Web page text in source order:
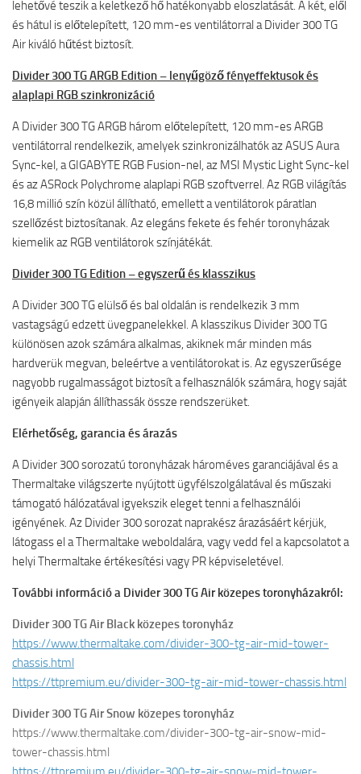
lehetővé teszik a keletkező hő hatékonyabb eloszlatását. A két, elől
és hátul is előtelepített, 120 mm-es ventilátorral a Divider 300 TG
Air kiváló hűtést biztosít.
Divider 300 TG ARGB Edition – lenyűgöző fényeffektusok és
alaplapi RGB szinkronizáció
A Divider 300 TG ARGB három előtelepített, 120 mm-es ARGB
ventilátorral rendelkezik, amelyek szinkronizálhatók az ASUS Aura
Sync-kel, a GIGABYTE RGB Fusion-nel, az MSI Mystic Light Sync-kel
és az ASRock Polychrome alaplapi RGB szoftverrel. Az RGB világítás
16,8 millió szín közül állítható, emellett a ventilátorok páratlan
szellőzést biztosítanak. Az elegáns fekete és fehér toronyházak
kiemelik az RGB ventilátorok színjátékát.
Divider 300 TG Edition – egyszerű és klasszikus
A Divider 300 TG elülső és bal oldalán is rendelkezik 3 mm
vastagságú edzett üvegpanelekkel. A klasszikus Divider 300 TG
különösen azok számára alkalmas, akiknek már minden más
hardverük megvan, beleértve a ventilátorokat is. Az egyszerűsége
nagyobb rugalmasságot biztosít a felhasználók számára, hogy saját
igényeik alapján állíthassák össze rendszerüket.
Elérhetőség, garancia és árazás
A Divider 300 sorozatú toronyházak hároméves garanciájával és a
Thermaltake világszerte nyújtott ügyfélszolgálatával és műszaki
támogató hálózatával igyekszik eleget tenni a felhasználói
igényének. Az Divider 300 sorozat naprakész árazásáért kérjük,
látogass el a Thermaltake weboldalára, vagy vedd fel a kapcsolatot a
helyi Thermaltake értékesítési vagy PR képviseletével.
További információ a Divider 300 TG Air közepes toronyházakról:
Divider 300 TG Air Black közepes toronyház
https://www.thermaltake.com/divider-300-tg-air-mid-tower-
chassis.html
https://ttpremium.eu/divider-300-tg-air-mid-tower-chassis.html
Divider 300 TG Air Snow közepes toronyház
https://www.thermaltake.com/divider-300-tg-air-snow-mid-
tower-chassis.html